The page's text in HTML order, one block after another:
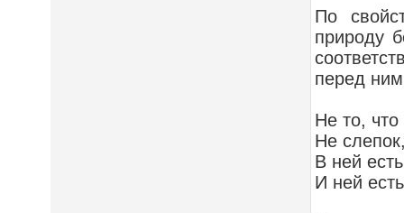
По
природу
перед
Не то,
Не
В ней
И ней